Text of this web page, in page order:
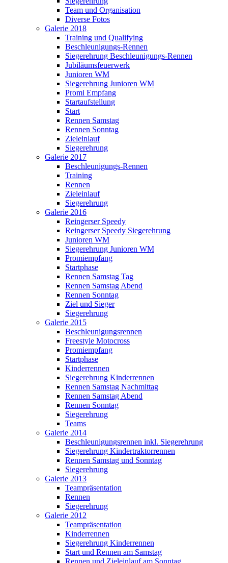
Team und Organisation
Diverse Fotos
Galerie 2018
Training und Qualifying
Beschleunigungs-Rennen
Siegerehrung Beschleunigungs-Rennen
Jubiläumsfeuerwerk
Junioren WM
Siegerehrung Junioren WM
Promi Empfang
Startaufstellung
Start
Rennen Samstag
Rennen Sonntag
Zieleinlauf
Siegerehrung
Galerie 2017
Beschleunigungs-Rennen
Training
Rennen
Zieleinlauf
Siegerehrung
Galerie 2016
Reingerser Speedy
Reingerser Speedy Siegerehrung
Junioren WM
Siegerehrung Junioren WM
Promiempfang
Startphase
Rennen Samstag Tag
Rennen Samstag Abend
Rennen Sonntag
Ziel und Sieger
Siegerehrung
Galerie 2015
Beschleunigungsrennen
Freestyle Motocross
Promiempfang
Startphase
Kinderrennen
Siegerehrung Kinderrennen
Rennen Samstag Nachmittag
Rennen Samstag Abend
Rennen Sonntag
Siegerehrung
Teams
Galerie 2014
Beschleunigungsrennen inkl. Siegerehrung
Siegerehrung Kindertraktorrennen
Rennen Samstag und Sonntag
Siegerehrung
Galerie 2013
Teampräsentation
Rennen
Siegerehrung
Galerie 2012
Teampräsentation
Kinderrennen
Siegerehrung Kinderrennen
Start und Rennen am Samstag
Rennen und Zieleinlauf am Sonntag